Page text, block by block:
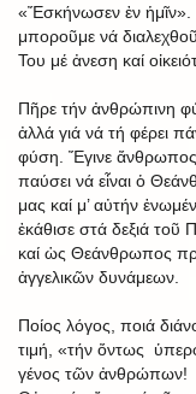
«Ἔσκήνωσεν ἐν ἡμῖν».
μποροῦμε νά
Του μέ ἀνεση καί
Πῆρε τήν ἀνθρώπινη
ἀλλά γιά νά τή φέρει
φύση. Ἔγινε
παύσει νά εἶναι ὁ
μας καί μ’ αὐτήν
ἐκάθισε στά δεξιά τοῦ
καί ὡς Θεάνθρωπος
ἀγγελικῶν δυνάμεων.
Ποίος λόγος, ποιά
τιμή, «τήν ὄντως
γένος τῶν ἀνθρώπων!